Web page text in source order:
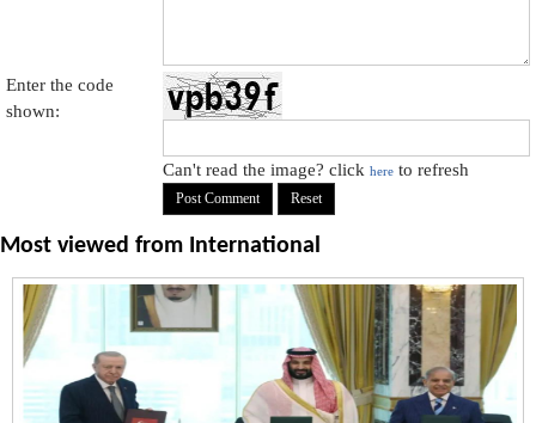
Enter the code
shown:
Can't read the image? clickhere to refresh
Most viewed from International